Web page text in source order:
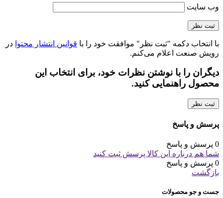
وب‌ سایت
با انتخاب دکمه "ثبت نظر" موافقت خود را با قوانین انتشار محتوا در
رویش صنعت اعلام می‌کنم.
دیگران را با نوشتن نظرات خود، برای انتخاب این
محصول راهنمایی کنید.
ثبت نظر
پرسش و پاسخ
0 پرسش و پاسخ
شما هم درباره این کالا پرسش ثبت کنید
0 پرسش و پاسخ
بازگشت
جست و جو محصولات